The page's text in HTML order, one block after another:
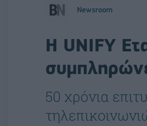
Newsroom
H UNIFY
50 χρόνια